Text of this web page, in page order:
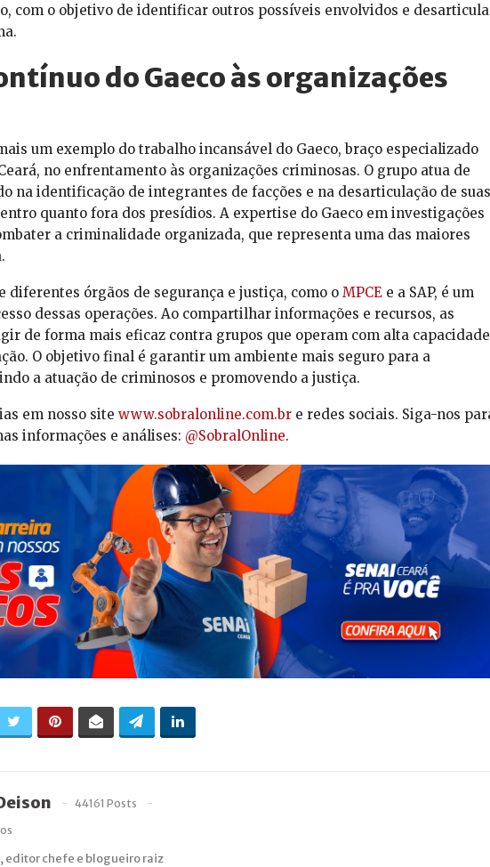
com o objetivo de identificar outros possíveis envolvidos e
do Gaeco às organizações
um exemplo do trabalho incansável do Gaeco, braço especializado
no enfrentamento às organizações criminosas. O grupo atua de
na identificação de integrantes de facções e na desarticulação de suas
quanto fora dos presídios. A expertise do Gaeco em investigações
a criminalidade organizada, que representa uma das maiores
diferentes órgãos de segurança e justiça, como o MPCEe a SAP, é um
dessas operações. Ao compartilhar informações e recursos, as
de forma mais eficaz contra grupos que operam com alta capacidade
O objetivo final é garantir um ambiente mais seguro para a
a atuação de criminosos e promovendo a justiça.
em nosso site www.sobralonline.com.bre redes sociais. Siga-nos
informações e análises: @SobralOnline.
44161 Posts
editor chefe e blogueiro raiz